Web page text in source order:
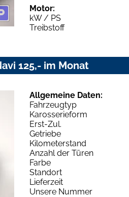
Motor:
kW / PS
Treibstoff
125,- im Monat
Allgemeine Daten:
Fahrzeugtyp
Karosserieform
Erst-Zul.
Getriebe
Kilometerstand
Anzahl der Türen
Farbe
Standort
Lieferzeit
Unsere Nummer